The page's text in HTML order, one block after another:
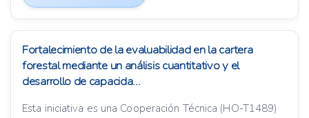
Fortalecimiento de la evaluabilidad en la cartera
forestal mediante un análisis cuantitativo y el
desarrollo de capacida...
Esta iniciativa es una Cooperación Técnica (HO-T1489)